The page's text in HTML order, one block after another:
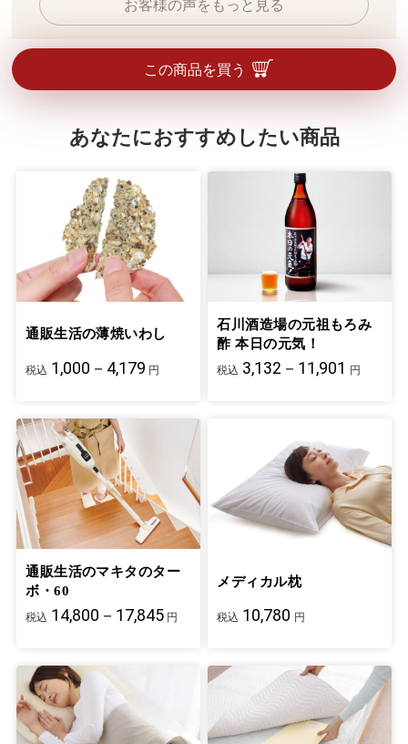
お客様の声をもっと見る
この商品を買う
あなたにおすすめしたい商品
通販生活の薄焼いわし
税込 1,000－4,179 円
石川酒造場の元祖もろみ
酢 本日の元気！
税込 3,132－11,901 円
通販生活のマキタのター
ボ・60
税込 14,800－17,845 円
メディカル枕
税込 10,780 円